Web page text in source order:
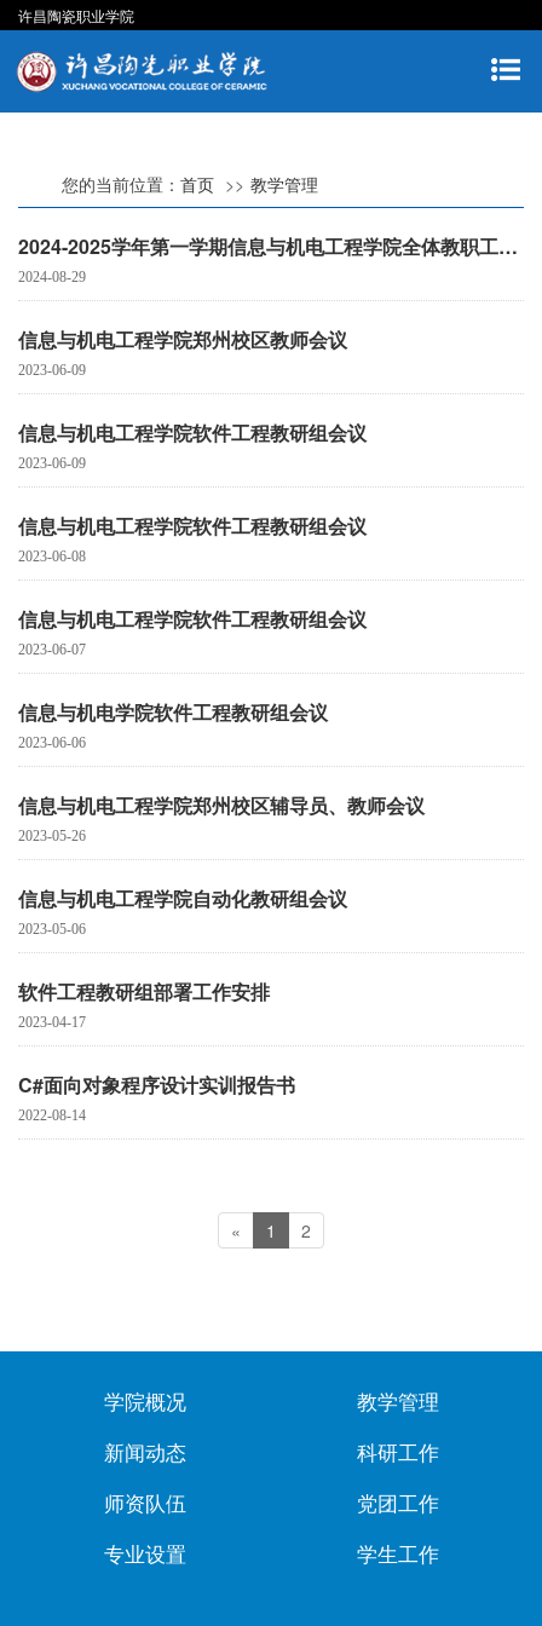
许昌陶瓷职业学院
您的当前位置： 首页 教学管理
2024-2025学年第一学期信息与机电工程学院全体教职工大会
2024-08-29
信息与机电工程学院郑州校区教师会议
2023-06-09
信息与机电工程学院软件工程教研组会议
2023-06-09
信息与机电工程学院软件工程教研组会议
2023-06-08
信息与机电工程学院软件工程教研组会议
2023-06-07
信息与机电学院软件工程教研组会议
2023-06-06
信息与机电工程学院郑州校区辅导员、教师会议
2023-05-26
信息与机电工程学院自动化教研组会议
2023-05-06
软件工程教研组部署工作安排
2023-04-17
C#面向对象程序设计实训报告书
2022-08-14
« 1 2
学院概况
新闻动态
师资队伍
专业设置
教学管理
科研工作
党团工作
学生工作